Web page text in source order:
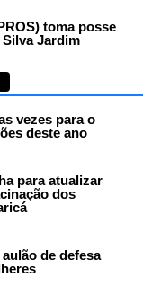
toma posse
Jardim
vezes para o
deste ano
para atualizar
dos
de defesa